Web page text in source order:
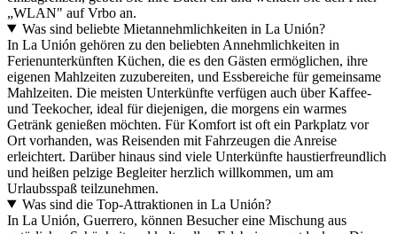
„WLAN" auf Vrbo an.
Was sind beliebte Mietannehmlichkeiten in La Unión?
In La Unión gehören zu den beliebten Annehmlichkeiten in
Ferienunterkünften Küchen, die es den Gästen ermöglichen, ihre
eigenen Mahlzeiten zuzubereiten, und Essbereiche für gemeinsame
Mahlzeiten. Die meisten Unterkünfte verfügen auch über Kaffee-
und Teekocher, ideal für diejenigen, die morgens ein warmes
Getränk genießen möchten. Für Komfort ist oft ein Parkplatz vor
Ort vorhanden, was Reisenden mit Fahrzeugen die Anreise
erleichtert. Darüber hinaus sind viele Unterkünfte haustierfreundlich
und heißen pelzige Begleiter herzlich willkommen, um am
Urlaubsspaß teilzunehmen.
Was sind die Top-Attraktionen in La Unión?
In La Unión, Guerrero, können Besucher eine Mischung aus